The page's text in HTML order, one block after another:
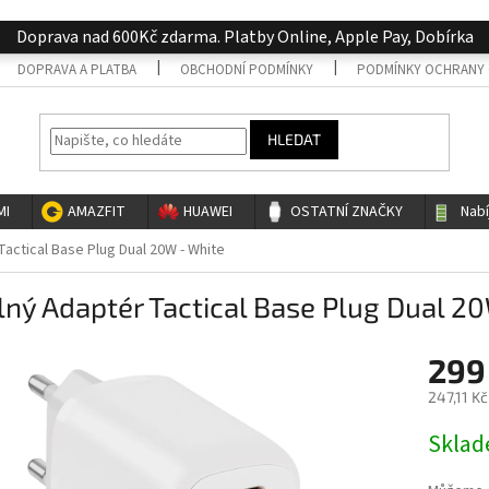
Doprava nad 600Kč zdarma. Platby Online, Apple Pay, Dobírka
DOPRAVA A PLATBA OBCHODNÍ PODMÍNKY PODMÍNKY
HLEDAT
AMAZFIT HUAWEI OSTATNÍ ZNAČKY
Base Plug Dual 20W - White
Adaptér Tactical Base Plug Dual
247,11
cena: